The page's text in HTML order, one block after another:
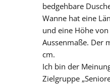
bedgehbare
Wanne hat eine
und eine Höhe
Aussenmaße. Der
cm.
Ich bin der
Zielgruppe